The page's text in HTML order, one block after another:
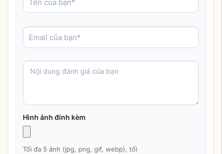
Hình ảnh đính kèm
Tối đa 5 ảnh (jpg, png, gif, webp), tối